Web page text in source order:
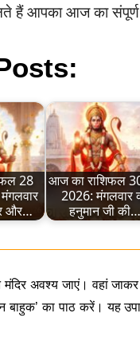
हैं आपका आज का
28
और…
आज का राशिफल
2026: मंगलवार
हनुमान जी की…
मंदिर अवश्य जाएं। वहां
बाहुक’ का पाठ करें। यह